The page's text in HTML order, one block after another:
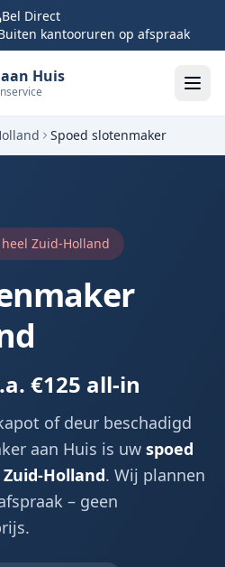
Bel Direct
kantooruren op afspraak
Huis
Spoed slotenmaker
Zuid-Holland
€125 all-in
of deur beschadigd
aan Huis is uw spoed
Holland. Wij plannen
– geen